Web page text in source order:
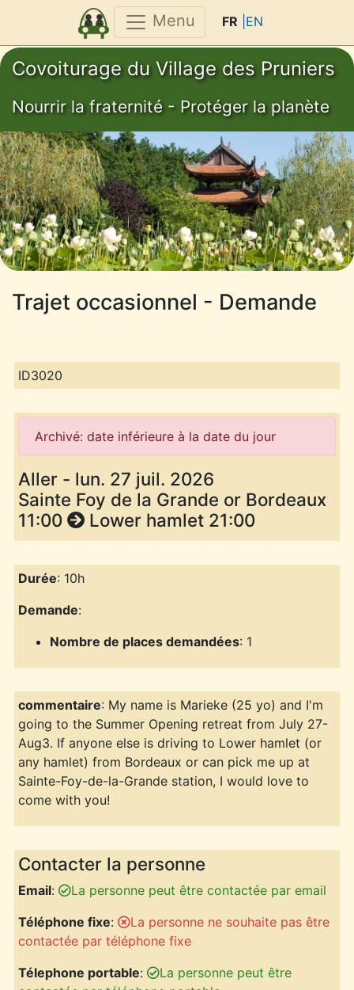
Menu FR |EN
Covoiturage du Village des Pruniers
Nourrir la fraternité - Protéger la planète
Trajet occasionnel - Demande
ID3020
Archivé: date inférieure à la date du jour
Aller - lun. 27 juil. 2026
Sainte Foy de la Grande or Bordeaux
11:00
Lower hamlet 21:00
Durée: 10h
Demande:
Nombre de places demandées: 1
commentaire: My name is Marieke (25 yo) and I'm
going to the Summer Opening retreat from July 27-
Aug3. If anyone else is driving to Lower hamlet (or
any hamlet) from Bordeaux or can pick me up at
Sainte-Foy-de-la-Grande station, I would love to
come with you!
Contacter la personne
Email:
La personne peut être contactée par email
Téléphone fixe:
La personne ne souhaite pas être
contactée par téléphone fixe
Télephone portable:
La personne peut être